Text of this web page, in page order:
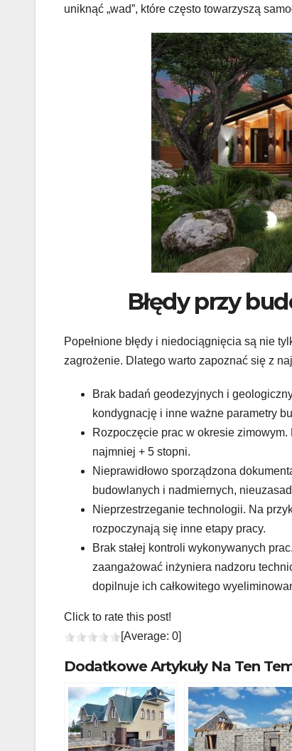
uniknąć „wad”, które często towarzyszą
Błędy przy
Popełnione błędy i niedociągnięcia są nie
zagrożenie. Dlatego warto zapoznać się z
Brak badań geodezyjnych i
kondygnację i inne ważne parametry
Rozpoczęcie prac w okresie
najmniej + 5 stopni.
Nieprawidłowo sporządzona
budowlanych i nadmiernych,
Nieprzestrzeganie technologii. Na
rozpoczynają się inne etapy pracy.
Brak stałej kontroli wykonywanych
zaangażować inżyniera nadzoru
dopilnuje ich całkowitego
Click to rate this post!
[Average: 0]
Dodatkowe Artykuły Na Ten